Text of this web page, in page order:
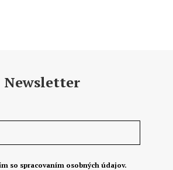
Newsletter
so spracovaním osobných údajov.